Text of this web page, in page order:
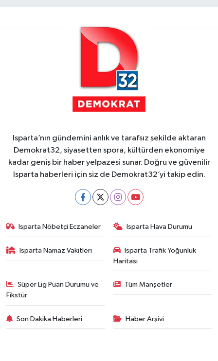
Isparta’nın gündemini anlık ve tarafsız şekilde aktaran
Demokrat32, siyasetten spora, kültürden ekonomiye
kadar geniş bir haber yelpazesi sunar. Doğru ve güvenilir
Isparta haberleri için siz de Demokrat32’yi takip edin.
Isparta Nöbetçi Eczaneler Isparta Hava Durumu
Isparta Namaz Vakitleri
Isparta Trafik Yoğunluk
Haritası
Süper Lig Puan Durumu ve
Fikstür
Tüm Manşetler
Son Dakika Haberleri Haber Arşivi